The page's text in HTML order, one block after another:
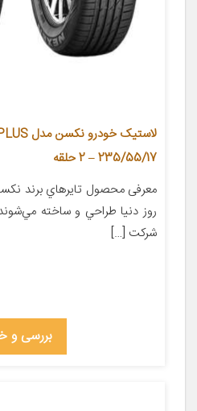
235/55/17 – 2 حلقه
معرفی محصول تايرهاي برند
روز دنيا طراحي و ساخته
شرکت […]
بررسی و